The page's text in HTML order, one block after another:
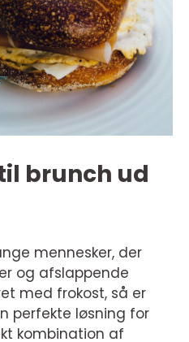
brunch ud
mennesker, der
og afslappende
med frokost, så er
perfekte løsning for
kombination af